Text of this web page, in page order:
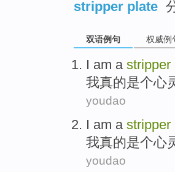
stripper plate
双语例句 权威例
I am a stripper
我真的是个心
youdao
I am a stripper
我真的是个心
youdao